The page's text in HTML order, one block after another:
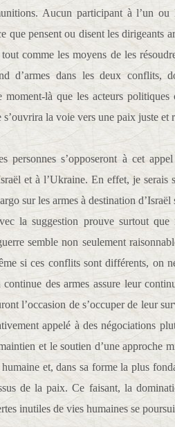
Aucun participant à l’un
que pensent ou disent les dirigeants
comme les moyens de les
d’armes dans les deux conflits,
moment-là que les acteurs politiques
s’ouvrira la voie vers une paix juste et
personnes s’opposeront à cet
et à l’Ukraine. En effet, je serais
sur les armes à destination
la suggestion prouve surtout que
semble non seulement
si ces conflits sont différents, on
des armes assure leur
l’occasion de s’occuper de leur
appelé à des négociations
et le soutien d’une approche
et, dans sa forme la plus
de la paix. Ce faisant, la
inutiles de vies humaines se